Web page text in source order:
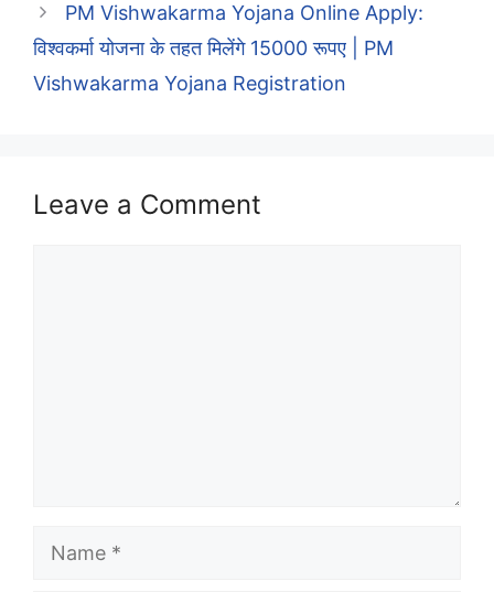
PM Vishwakarma Yojana Online Apply:
विश्वकर्मा योजना के तहत मिलेंगे 15000 रूपए | PM
Vishwakarma Yojana Registration
Leave a Comment
Name